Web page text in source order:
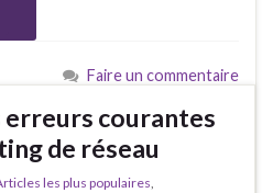
Faire un commentaire
erreurs courantes
de réseau
les plus populaires,